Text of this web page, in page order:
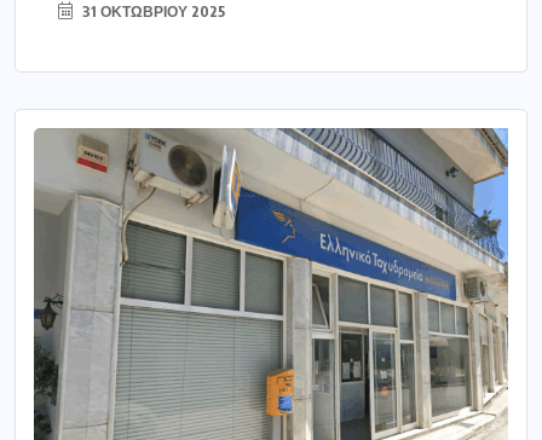
31 ΟΚΤΩΒΡΊΟΥ 2025